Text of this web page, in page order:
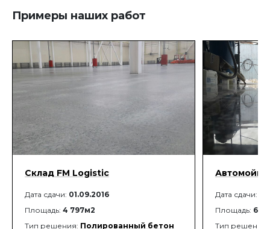
и Университетов - Медицинских
Примеры наших работ
Склад FM Logistic
Дата сдачи: 01.09.2016
Площадь: 4 797м2
Тип решения: Полированный бетон
Дата сдачи:
Площадь:
Тип решения: